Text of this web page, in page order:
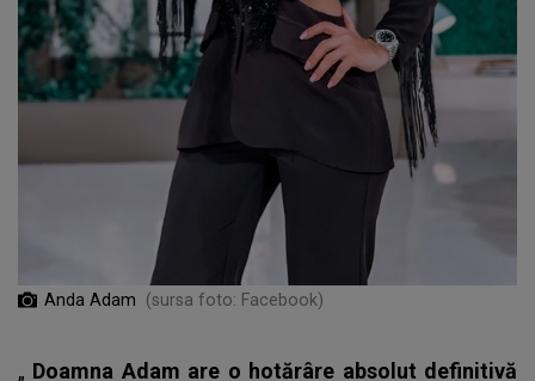
Anda Adam (sursa foto: Facebook)
„ Doamna Adam are o hotărâre absolut definitivă